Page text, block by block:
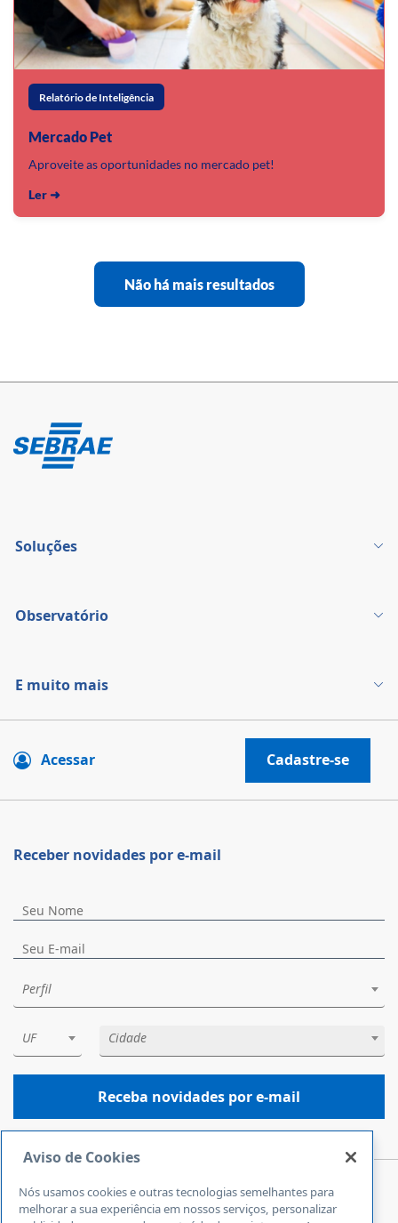
Relatório de Inteligência
Mercado Pet
Aproveite as oportunidades no mercado pet!
Ler ➜
Não há mais resultados
Soluções
Observatório
E muito mais
Acessar Cadastre-se
Central de Atendimento
Receber novidades por e-mail
Perfil
UF Cidade
Receba novidades por e-mail
Aviso de Cookies
Nós usamos cookies e outras tecnologias semelhantes para
melhorar a sua experiência em nossos serviços, personalizar